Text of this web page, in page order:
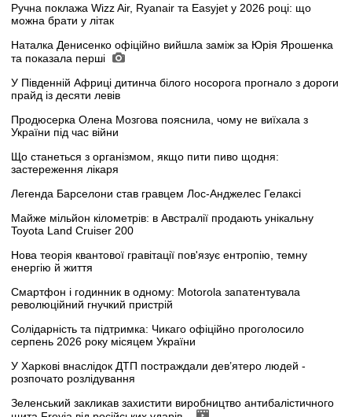
Ручна поклажа Wizz Air, Ryanair та Easyjet у 2026 році: що
можна брати у літак
Наталка Денисенко офіційно вийшла заміж за Юрія Ярошенка
та показала перші
У Південній Африці дитинча білого носорога прогнало з дороги
прайд із десяти левів
Продюсерка Олена Мозгова пояснила, чому не виїхала з
України під час війни
Що станеться з організмом, якщо пити пиво щодня:
застереження лікаря
Легенда Барселони став гравцем Лос-Анджелес Гелаксі
Майже мільйон кілометрів: в Австралії продають унікальну
Toyota Land Cruiser 200
Нова теорія квантової гравітації пов'язує ентропію, темну
енергію й життя
Смартфон і годинник в одному: Motorola запатентувала
революційний гнучкий пристрій
Солідарність та підтримка: Чикаго офіційно проголосило
серпень 2026 року місяцем України
У Харкові внаслідок ДТП постраждали дев’ятеро людей -
розпочато розлідування
Зеленський закликав захистити виробництво антибалістичного